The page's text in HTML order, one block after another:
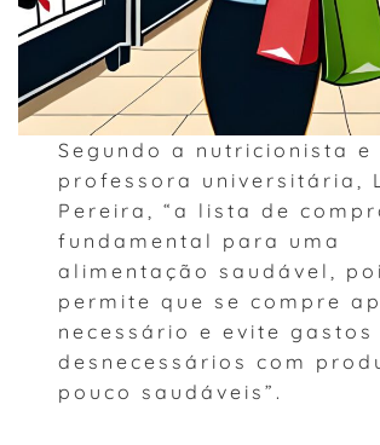
Segundo a nutricionista e
professora universitária,
Pereira, “a lista de
fundamental para uma
alimentação saudável,
permite que se compre
necessário e evite gastos
desnecessários com
pouco saudáveis”.